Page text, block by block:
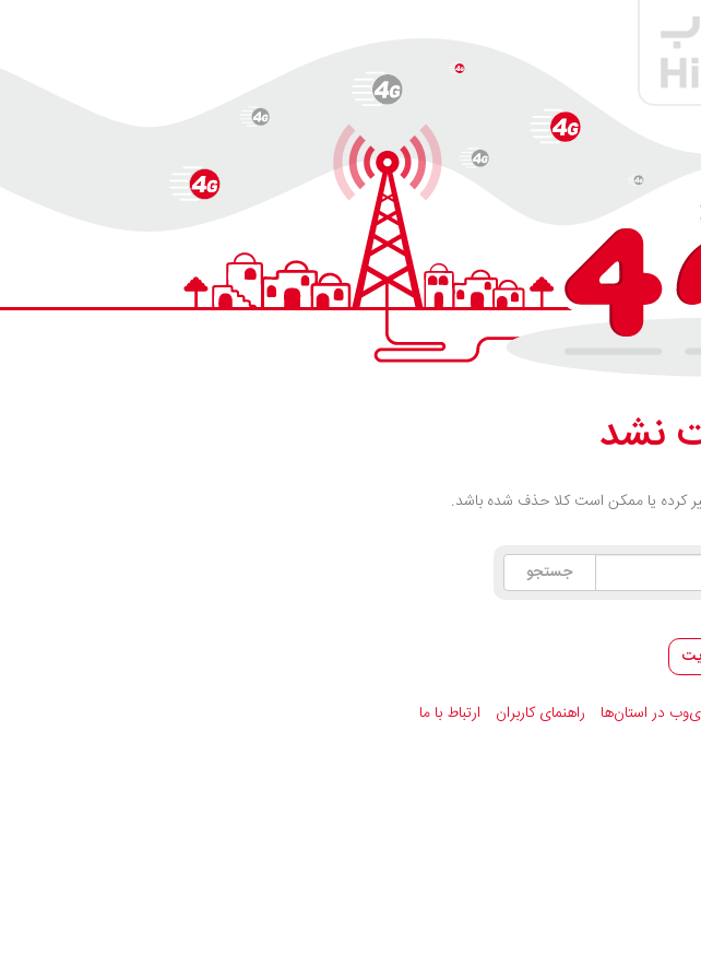
نشد
کرده یا ممکن است کلا حذف شده باشد.
در استان‌ها راهنمای کاربران ارتباط با ما